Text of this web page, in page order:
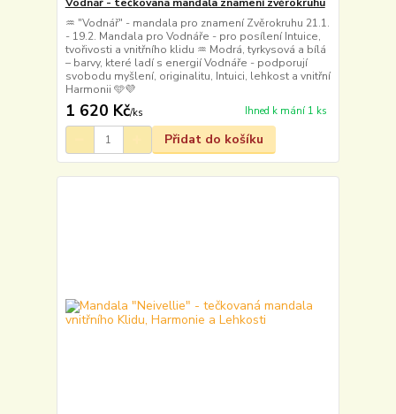
♒ "Vodnář" - mandala pro znamení Zvěrokruhu 21.1.
- 19.2. Mandala pro Vodnáře - pro posílení Intuice,
tvořivosti a vnitřního klidu ♒ Modrá, tyrkysová a bílá
– barvy, které ladí s energií Vodnáře - podporují
svobodu myšlení, originalitu, Intuici, lehkost a vnitřní
Harmonii 🩵💜
1 620 Kč/ks Ihned k mání 1 ks
Přidat do košíku